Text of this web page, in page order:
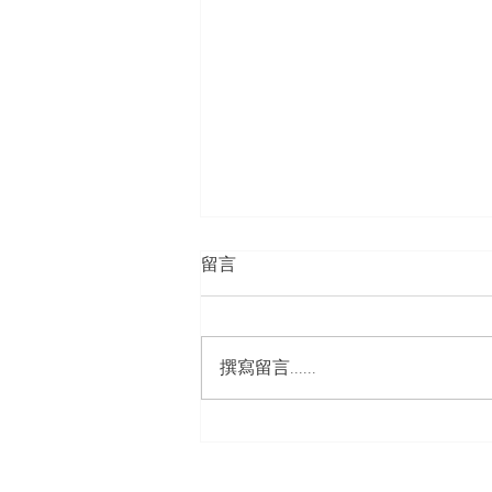
心受了傷...
留言
撰寫留言......